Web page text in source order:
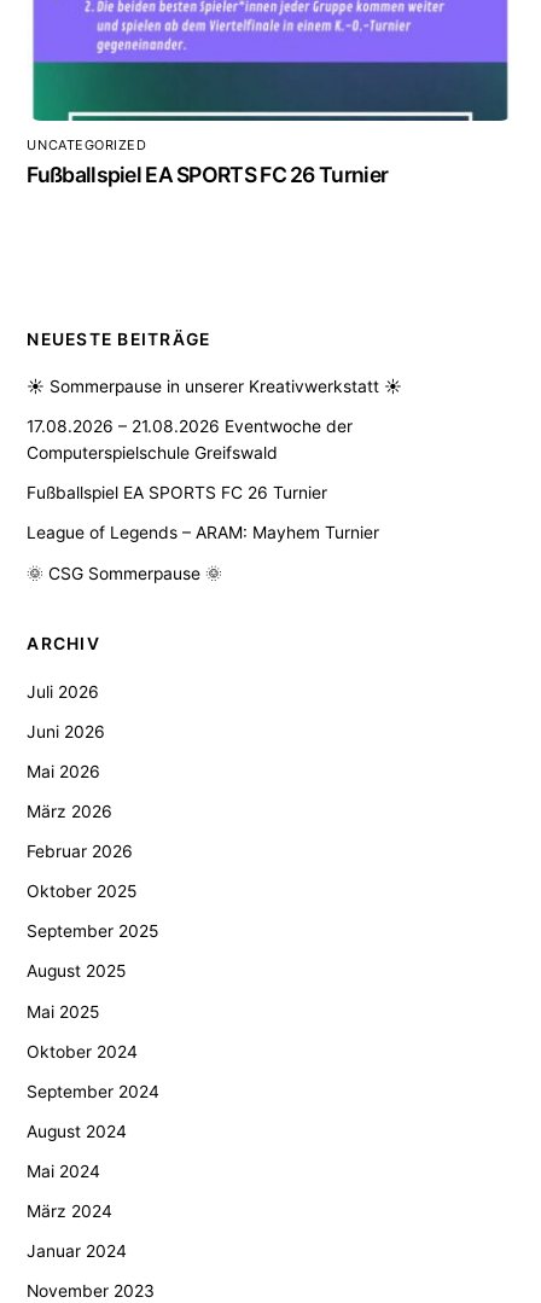
UNCATEGORIZED
Fußballspiel EA SPORTS FC 26 Turnier
NEUESTE BEITRÄGE
☀️ Sommerpause in unserer Kreativwerkstatt ☀️
17.08.2026 – 21.08.2026 Eventwoche der
Computerspielschule Greifswald
Fußballspiel EA SPORTS FC 26 Turnier
League of Legends – ARAM: Mayhem Turnier
🌞 CSG Sommerpause 🌞
ARCHIV
Juli 2026
Juni 2026
Mai 2026
März 2026
Februar 2026
Oktober 2025
September 2025
August 2025
Mai 2025
Oktober 2024
September 2024
August 2024
Mai 2024
März 2024
Januar 2024
November 2023